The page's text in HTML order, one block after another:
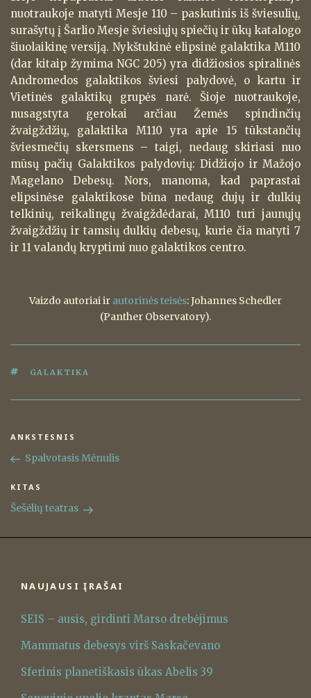
nuotraukoje matyti Mesje 110 – paskutinis iš šviesulių,
surašytų į Šarlio Mesje šviesiųjų spiečių ir ūkų katalogo
šiuolaikinę versiją. Nykštukinė elipsinė galaktika M110
(dar kitaip žymima NGC 205) yra didžiosios spiralinės
Andromedos galaktikos šviesi palydovė, o kartu ir
Vietinės galaktikų grupės narė. Šioje nuotraukoje,
nusagstyta gerokai arčiau Žemės spindinčių
žvaigždžių, galaktika M110 yra apie 15 tūkstančių
šviesmečių skersmens – taigi, nedaug skiriasi nuo
mūsų pačių Galaktikos palydovių: Didžiojo ir Mažojo
Magelano Debesų. Nors, manoma, kad paprastai
elipsinėse galaktikose būna nedaug dujų ir dulkių
telkinių, reikalingų žvaigždėdarai, M110 turi jaunųjų
žvaigždžių ir tamsių dulkių debesų, kurie čia matyti 7
ir 11 valandų kryptimi nuo galaktikos centro.
Vaizdo autoriai ir autorinės teisės: Johannes Schedler
(Panther Observatory).
ŽYMOS
GALAKTIKA
Navigacija
tarp
įrašų
Ankstesnis
įrašas
ANKSTESNIS
Spalvotasis Mėnulis
Kitas
įrašas
KITAS
Šešėlių teatras
NAUJAUSI ĮRAŠAI
SEIS – ausis, girdinti Marso drebėjimus
Mammatus debesys virš Saskačevano
Sferinis planetiškasis ūkas Abelis 39